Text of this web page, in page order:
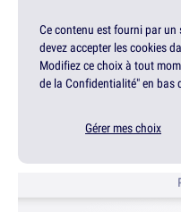
Ce contenu est fourni par
devez accepter les cookies
Modifiez ce choix à tout
de la Confidentialité" en bas
Gérer mes choix